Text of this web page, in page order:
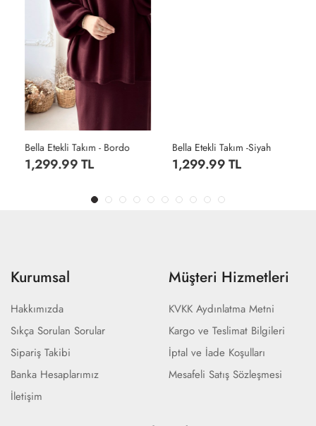
Bella Etekli Takım - Bordo
1,299.99 TL
Bella Etekli Takım -Siyah
1,299.99 TL
Kurumsal
Hakkımızda
Sıkça Sorulan Sorular
Sipariş Takibi
Banka Hesaplarımız
İletişim
Müşteri Hizmetleri
KVKK Aydınlatma Metni
Kargo ve Teslimat Bilgileri
İptal ve İade Koşulları
Mesafeli Satış Sözleşmesi